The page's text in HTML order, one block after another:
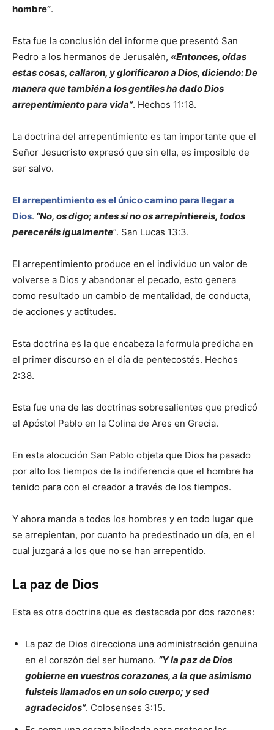
hombre”.
Esta fue la conclusión del informe que presentó San
Pedro a los hermanos de Jerusalén, «Entonces, oídas
estas cosas, callaron, y glorificaron a Dios, diciendo: De
manera que también a los gentiles ha dado Dios
arrepentimiento para vida”. Hechos 11:18.
La doctrina del arrepentimiento es tan importante que el
Señor Jesucristo expresó que sin ella, es imposible de
ser salvo.
El arrepentimiento es el único camino para llegar a
Dios. “No, os digo; antes si no os arrepintiereis, todos
pereceréis igualmente”. San Lucas 13:3.
El arrepentimiento produce en el individuo un valor de
volverse a Dios y abandonar el pecado, esto genera
como resultado un cambio de mentalidad, de conducta,
de acciones y actitudes.
Esta doctrina es la que encabeza la formula predicha en
el primer discurso en el día de pentecostés. Hechos
2:38.
Esta fue una de las doctrinas sobresalientes que predicó
el Apóstol Pablo en la Colina de Ares en Grecia.
En esta alocución San Pablo objeta que Dios ha pasado
por alto los tiempos de la indiferencia que el hombre ha
tenido para con el creador a través de los tiempos.
Y ahora manda a todos los hombres y en todo lugar que
se arrepientan, por cuanto ha predestinado un día, en el
cual juzgará a los que no se han arrepentido.
La paz de Dios
Esta es otra doctrina que es destacada por dos razones:
La paz de Dios direcciona una administración genuina
en el corazón del ser humano. “Y la paz de Dios
gobierne en vuestros corazones, a la que asimismo
fuisteis llamados en un solo cuerpo; y sed
agradecidos”. Colosenses 3:15.